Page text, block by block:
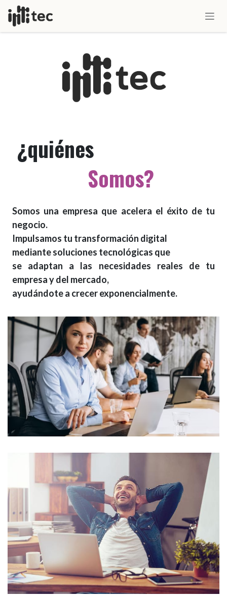
IR AL CONTENIDO
¿quiénes
Somos?
Somos una empresa que acelera el éxito de tu
negocio.
Impulsamos tu transformación digital
mediante soluciones tecnológicas que
se adaptan a las necesidades reales de tu
empresa y del mercado,
ayudándote a crecer exponencialmente.